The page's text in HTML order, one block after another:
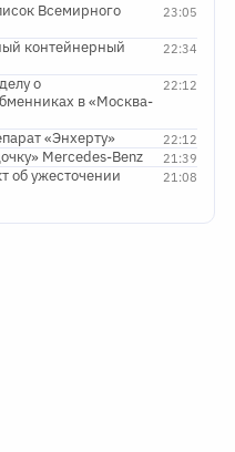
23:05
Всемирного
22:34
контейнерный
22:12
о
в «Москва-
22:12
«Энхерту»
21:39
Mercedes-Benz
21:08
об ужесточении